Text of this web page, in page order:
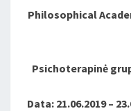
Philosophical
Psichoterapinė
Data: 21.06.2019 –